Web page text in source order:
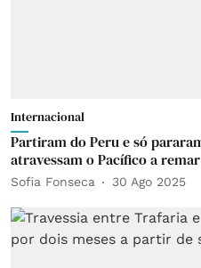
Internacional
Partiram do Peru e só
atravessam o Pacífico a
Sofia Fonseca 30 Ago 2025